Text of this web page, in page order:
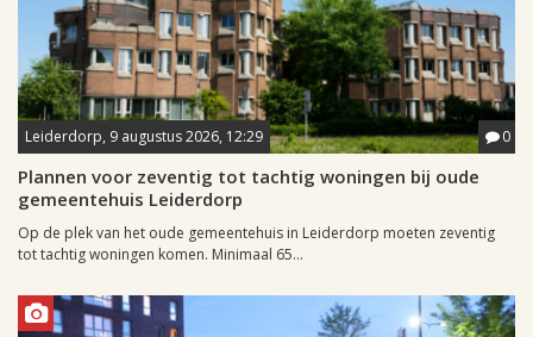
Leiderdorp, 9 augustus 2026, 12:29 0
Plannen voor zeventig tot tachtig woningen bij oude
gemeentehuis Leiderdorp
Op de plek van het oude gemeentehuis in Leiderdorp moeten zeventig
tot tachtig woningen komen. Minimaal 65...